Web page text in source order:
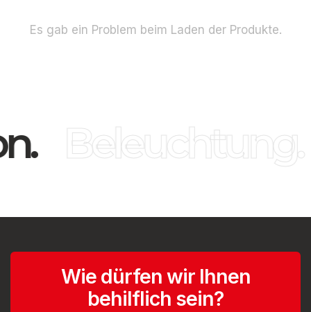
Es gab ein Problem beim Laden der Produkte.
Beleuchtung.
Wie dürfen wir Ihnen
behilflich sein?